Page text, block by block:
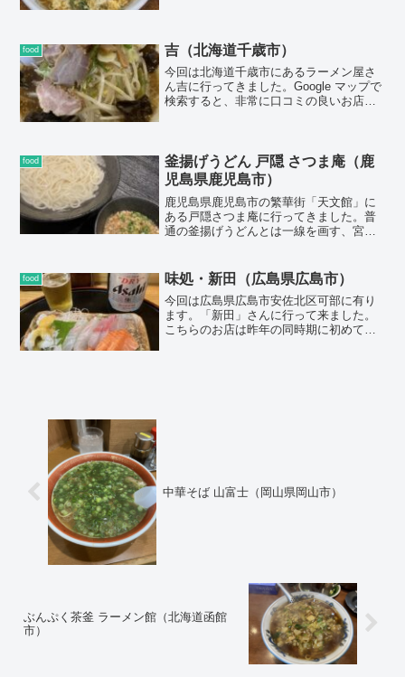
の味は、甘口という事でしっかり播州ラ
ーメンです。甘口ですがそこまで甘すぎ
る訳でも無いので播州ラーメンを知らな
い方でも食べれると思います。
food 吉（北海道千歳市）
今回は北海道千歳市にあるラーメン屋さ
ん吉に行ってきました。Google マップで
検索すると、非常に口コミの良いお店だ
噌ラーメンと赤味噌ラーメンがあり、今
回は赤味噌ラーメンを食べました。
food
釜揚げうどん 戸隠 さつま庵（鹿
児島県鹿児島市）
鹿児島県鹿児島市の繁華街「天文館」に
ある戸隠さつま庵に行ってきました。普
通の釜揚げうどんとは一線を画す、宮崎
る機会があれば、ぜひ候補に入れてみて
はどうでしょうか？
food 味処・新田（広島県広島市）
今回は広島県広島市安佐北区可部に有り
ます。「新田」さんに行って来ました。
こちらのお店は昨年の同時期に初めて来
中華そば 山富士（岡山県岡山市）
ぶんぷく茶釜 ラーメン館（北海道函館
市）